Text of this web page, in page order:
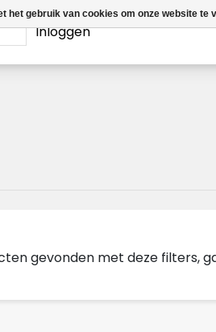
Inloggen
gevonden met deze filters,
het gebruik van cookies om onze website te